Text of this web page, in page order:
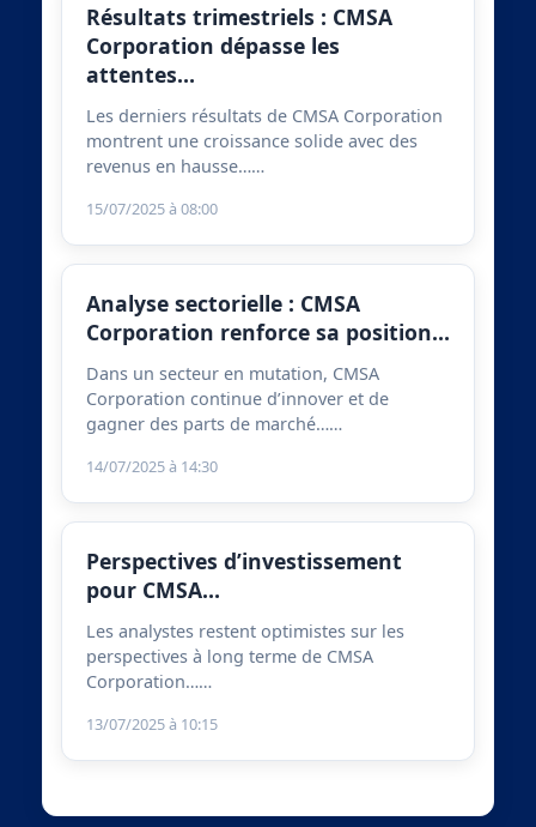
Résultats trimestriels : CMSA
Corporation dépasse les
attentes…
Les derniers résultats de CMSA Corporation
montrent une croissance solide avec des
revenus en hausse……
15/07/2025 à 08:00
Analyse sectorielle : CMSA
Corporation renforce sa position…
Dans un secteur en mutation, CMSA
Corporation continue d’innover et de
gagner des parts de marché……
14/07/2025 à 14:30
Perspectives d’investissement
pour CMSA…
Les analystes restent optimistes sur les
perspectives à long terme de CMSA
Corporation……
13/07/2025 à 10:15